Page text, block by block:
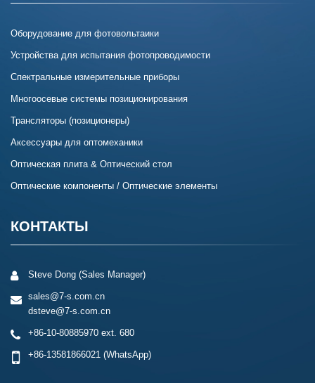
Оборудование для фотовольтаики
Устройства для испытания фотопроводимости
Спектральные измерительные приборы
Многоосевые системы позиционирования
Трансляторы (позиционеры)
Аксессуары для оптомеханики
Оптическая плита & Оптический стол
Оптические компоненты / Оптические элементы
КОНТАКТЫ
Steve Dong (Sales Manager)
sales@7-s.com.cn
dsteve@7-s.com.cn
+86-10-80885970 ext. 680
+86-13581866021 (WhatsApp)